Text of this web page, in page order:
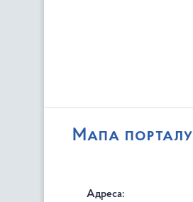
Мапа порталу
Адреса: